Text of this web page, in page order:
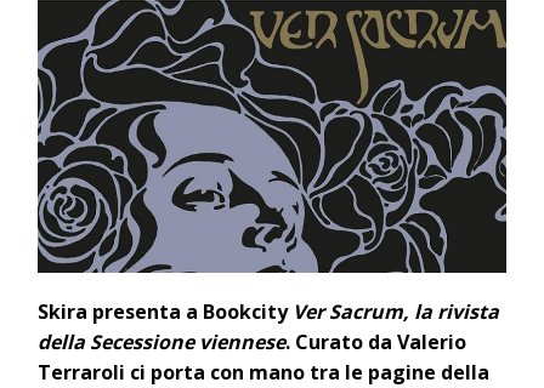
Skira presenta a Bookcity Ver Sacrum, la rivista
della Secessione viennese. Curato da Valerio
Terraroli ci porta con mano tra le pagine della